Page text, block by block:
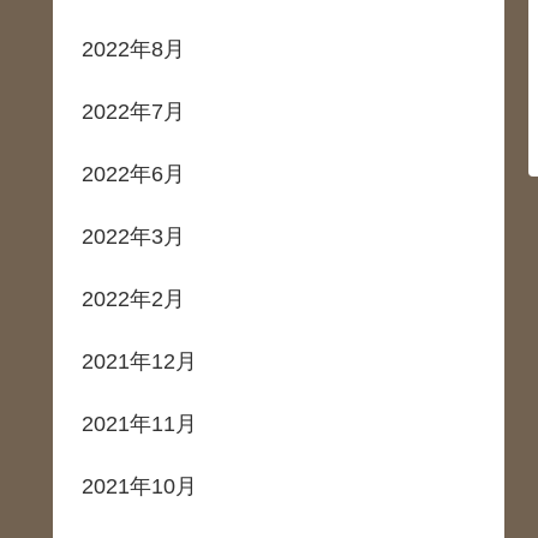
2022年8月
2022年7月
2022年6月
2022年3月
2022年2月
2021年12月
2021年11月
2021年10月